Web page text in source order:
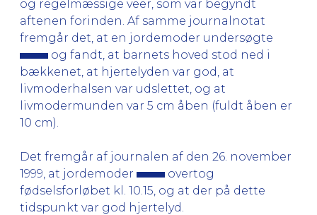
og regelmæssige veer, som var begyndt
aftenen forinden. Af samme journalnotat
fremgår det, at en jordemoder undersøgte
og fandt, at barnets hoved stod ned i
bækkenet, at hjertelyden var god, at
livmoderhalsen var udslettet, og at
livmodermunden var 5 cm åben (fuldt åben er
10 cm).
Det fremgår af journalen af den 26. november
1999, at jordemoder
overtog
fødselsforløbet kl. 10.15, og at der på dette
tidspunkt var god hjertelyd.